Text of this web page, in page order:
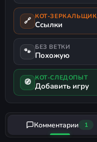
🔗 КОТ-ЗЕРКАЛЬЩИК
Ссылки
🐾 БЕЗ ВЕТКИ
Похожую
🧭 КОТ-СЛЕДОПЫТ
Добавить игру
Комментарии 1